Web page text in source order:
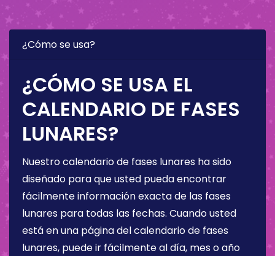
¿Cómo se usa?
¿CÓMO SE USA EL
CALENDARIO DE FASES
LUNARES?
Nuestro calendario de fases lunares ha sido
diseñado para que usted pueda encontrar
fácilmente información exacta de las fases
lunares para todas las fechas. Cuando usted
está en una página del calendario de fases
lunares, puede ir fácilmente al día, mes o año